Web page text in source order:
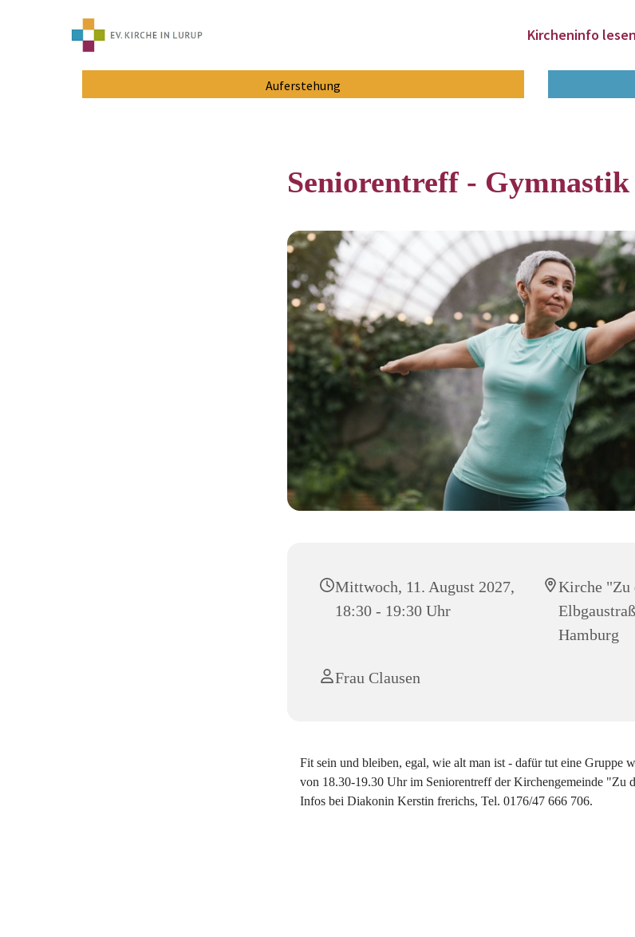
Kircheninfo lesen
Auferstehung
Seniorentreff - Gymnastik
Mittwoch, 11. August 2027,
18:30 - 19:30 Uhr
Kirche "Zu
Hamburg
Frau Clausen
Fit sein und bleiben, egal, wie alt man ist - dafür tut eine Gruppe
von 18.30-19.30 Uhr im Seniorentreff der Kirchengemeinde "Zu
Infos bei Diakonin Kerstin frerichs, Tel. 0176/47 666 706.